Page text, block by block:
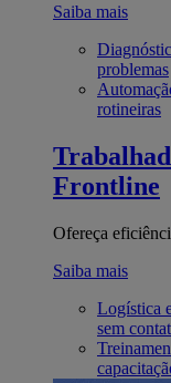
Saiba mais
problemas
rotineiras
Frontline
Ofereça
Saiba mais
Logística
sem